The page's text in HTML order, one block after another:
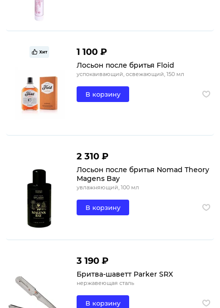
Хит 1 100 ₽
Лосьон после бритья Floid
успокаивающий, освежающий, 150 мл
В корзину
2 310 ₽
Лосьон после бритья Nomad Theory
Magens Bay
увлажняющий, 100 мл
В корзину
3 190 ₽
Бритва-шаветт Parker SRX
нержавеющая сталь
В корзину